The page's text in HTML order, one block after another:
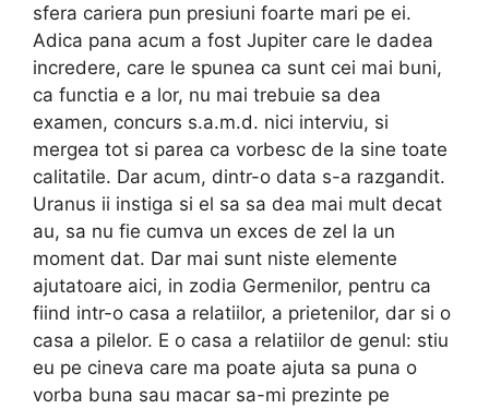
sfera cariera pun presiuni foarte mari pe ei.
Adica pana acum a fost Jupiter care le dadea
incredere, care le spunea ca sunt cei mai buni,
ca functia e a lor, nu mai trebuie sa dea
examen, concurs s.a.m.d. nici interviu, si
mergea tot si parea ca vorbesc de la sine toate
calitatile. Dar acum, dintr-o data s-a razgandit.
Uranus ii instiga si el sa sa dea mai mult decat
au, sa nu fie cumva un exces de zel la un
moment dat. Dar mai sunt niste elemente
ajutatoare aici, in zodia Germenilor, pentru ca
fiind intr-o casa a relatiilor, a prietenilor, dar si o
casa a pilelor. E o casa a relatiilor de genul: stiu
eu pe cineva care ma poate ajuta sa puna o
vorba buna sau macar sa-mi prezinte pe